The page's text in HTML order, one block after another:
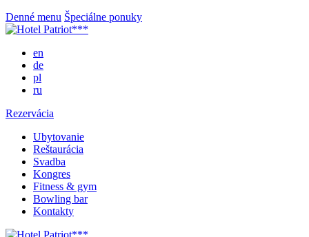
Denné menu Špeciálne ponuky
en
de
pl
ru
Rezervácia
Ubytovanie
Reštaurácia
Svadba
Kongres
Fitness & gym
Bowling bar
Kontakty